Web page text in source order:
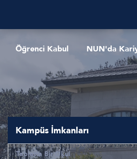
Öğrenci Kabul NUN'da
Anasayfa NUN'da Hayat Kampüs İmkanları
Kampüs İmkanları
Tabiatta Bir Okul